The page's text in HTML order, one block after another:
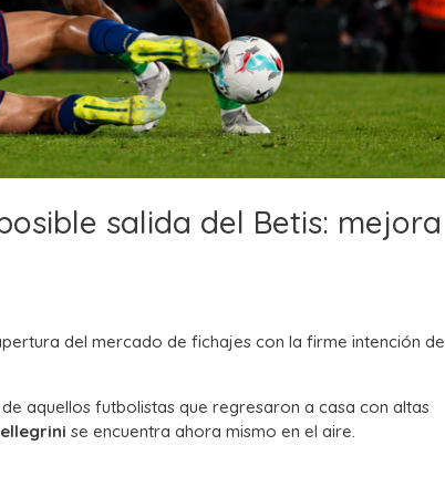
salida del Betis: mejora
del mercado de fichajes con la firme intención de
aquellos futbolistas que regresaron a casa con altas
se encuentra ahora mismo en el aire.